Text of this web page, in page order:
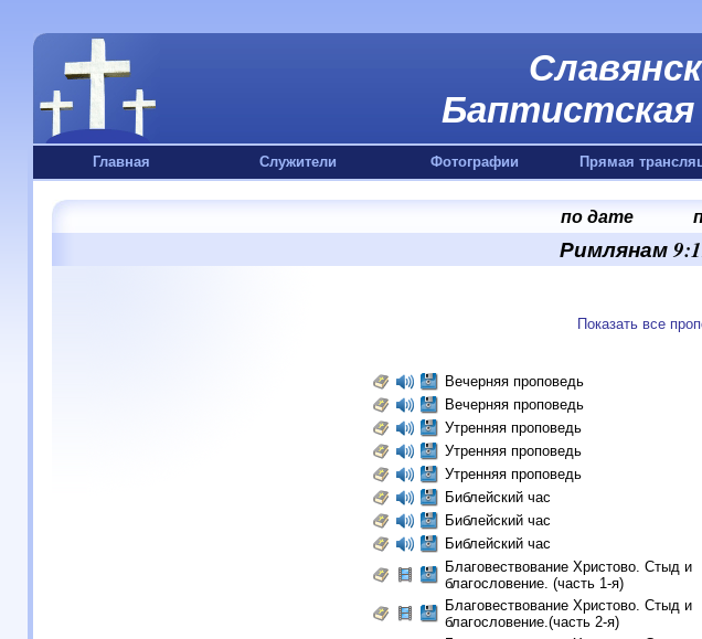
Баптистская
Главная Служители Фотографии Прямая
по дате
Римлянам
Показать все
Вечерняя проповедь
Вечерняя проповедь
Утренняя проповедь
Утренняя проповедь
Утренняя проповедь
Библейский час
Библейский час
Библейский час
Благовествование Христово. Стыд и
благословение. (часть 1-я)
Благовествование Христово. Стыд и
благословение.(часть 2-я)